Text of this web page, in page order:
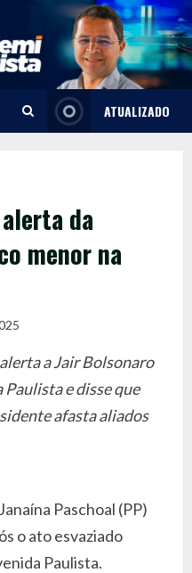
ATUALIZADO
da
menor na
a Jair Bolsonaro
e disse que
afasta aliados
Paschoal (PP)
o ato esvaziado
Paulista.